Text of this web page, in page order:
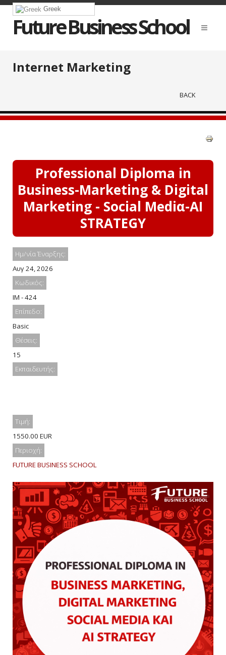
Greek
Future Business School
Internet Marketing
BACK
Professional Diploma in
Business-Marketing & Digital
Marketing - Social Mediα-AI
STRATEGY
Ημ/νία Έναρξης:
Αυγ 24, 2026
Κωδικός:
IM - 424
Επίπεδο:
Basic
Θέσεις:
15
Εκπαιδευτής:
Τιμή:
1550.00 EUR
Περιοχή:
FUTURE BUSINESS SCHOOL